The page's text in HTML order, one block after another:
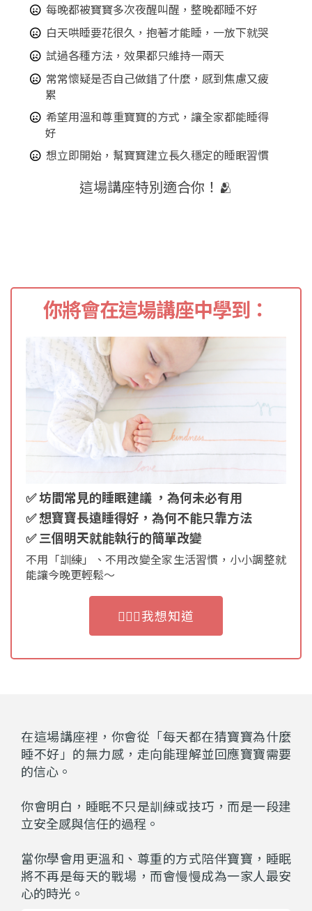
每晚都被寶寶多次夜醒叫醒，整晚都睡不好
白天哄睡要花很久，抱著才能睡，一放下就哭
試過各種方法，效果都只維持一兩天
常常懷疑是否自己做錯了什麼，感到焦慮又疲
累
希望用溫和尊重寶寶的方式，讓全家都能睡得
好
想立即開始，幫寶寶建立長久穩定的睡眠習慣
這場講座特別適合你！🫂
你將會在這場講座中學到：
✅ 坊間常見的睡眠建議 ，為何未必有用
✅ 想寶寶長遠睡得好，為何不能只靠方法
✅ 三個明天就能執行的簡單改變
不用「訓練」、不用改變全家生活習慣，小小調整就
能讓今晚更輕鬆～
🙋🏻‍♀️我想知道
在這場講座裡，你會從「每天都在猜寶寶為什麼
睡不好」的無力感，走向能理解並回應寶寶需要
的信心。
你會明白，睡眠不只是訓練或技巧，而是一段建
立安全感與信任的過程。
當你學會用更溫和、尊重的方式陪伴寶寶，睡眠
將不再是每天的戰場，而會慢慢成為一家人最安
心的時光。